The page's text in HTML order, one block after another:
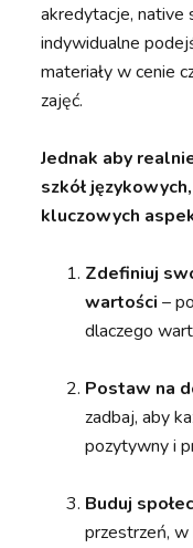
akredytacje, native
indywidualne
materiały w cenie
zajęć.
Jednak aby
szkół
kluczowych
Zdefiniuj
wartości –
dlaczego
Postaw na
zadbaj, aby
pozytywny i
Buduj
przestrzeń, w